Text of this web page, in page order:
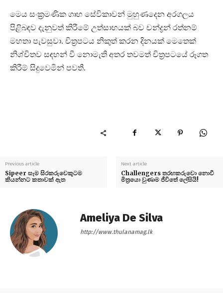
මෙය සංක්‍රමණික ගෘහ සේවිකාවන් මුහුණදෙන අරගලය
පිළිබඳව දැනුවත් කිරීමේ උත්සාහයක් බව චන්ද්‍රන් රත්නම්
මහතා පැවසුවා. චිත්‍රපටය නිකුත් කරන දිනයක් මෙතෙක්
නිශ්චිතව සඳහන් වී නොමැති අතර තවමත් චිත්‍රපටයේ රූගත
කිරීම් සිදුවෙමින් පවතී.
Previous article
Sipeer සෑම සිරකරුවෙකුටම
කියන්නට කතාවක් ඇත
Next article
Challengers තරඟකරුවො නොවී
මිත්‍රයො වුණාම ජීවිතේ ලේසියි!
Ameliya De Silva
http://www.thulanamag.lk